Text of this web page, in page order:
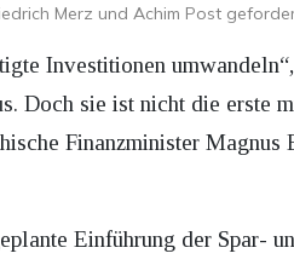
Merz und Achim Post
Investitionen
Doch sie ist nicht die erste
Finanzminister Magnus
Einführung der Spar-